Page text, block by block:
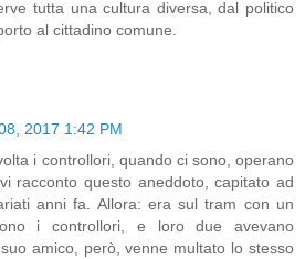
tutta una cultura diversa, dal politico
al cittadino comune.
2017 1:42 PM
i controllori, quando ci sono, operano
racconto questo aneddoto, capitato ad
anni fa. Allora: era sul tram con un
i controllori, e loro due avevano
amico, però, venne multato lo stesso